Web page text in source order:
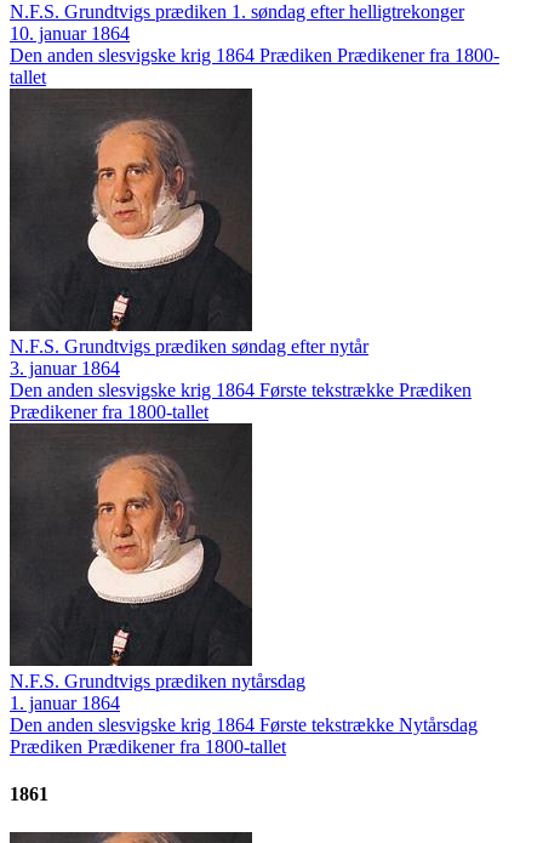
N.F.S. Grundtvigs prædiken 1. søndag efter helligtrekonger
10. januar 1864
Den anden slesvigske krig 1864 Prædiken Prædikener fra 1800-
tallet
N.F.S. Grundtvigs prædiken søndag efter nytår
3. januar 1864
Den anden slesvigske krig 1864 Første tekstrække Prædiken
Prædikener fra 1800-tallet
N.F.S. Grundtvigs prædiken nytårsdag
1. januar 1864
Den anden slesvigske krig 1864 Første tekstrække Nytårsdag
Prædiken Prædikener fra 1800-tallet
1861